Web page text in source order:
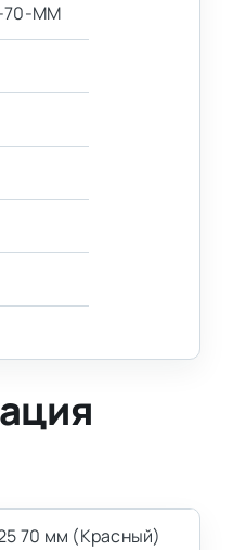
70-MM
70 мм (Красный)